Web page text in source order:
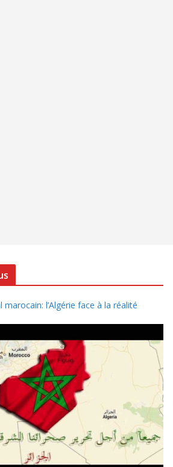
marocain: l’Algérie face à la réalité